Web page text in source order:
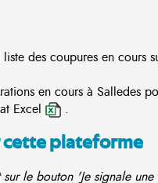
des coupures en cours
en cours à Salledes
Excel .
cette plateforme
le bouton 'Je signale